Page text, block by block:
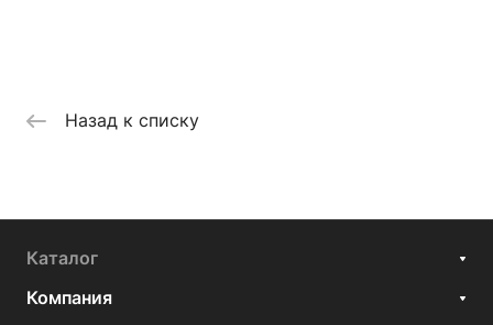
Назад к списку
Каталог
Компания